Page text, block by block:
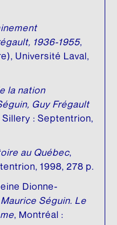
1936-1955,
Université Laval,
la nation
Guy Frégault
Sillery : Septentrion,
au Québec,
1998, 278 p.
Dionne-
Séguin. Le
, Montréal :